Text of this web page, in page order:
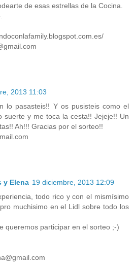
de esas estrellas de la Cocina.
2013 11:03
lo pasasteis!! Y os pusisteis como el
suerte y me toca la cesta!! Jejeje!! Un
Ah!!! Gracias por el sorteo!!
y Elena 19 diciembre, 2013 12:09
todo rico y con el mismísimo
muchisimo en el Lidl sobre todo los
queremos participar en el sorteo ;-)